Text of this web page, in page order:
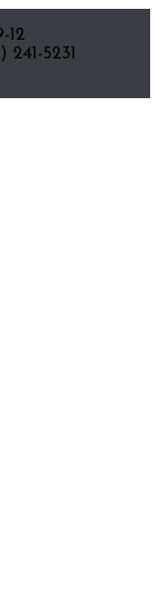
12
241-5231